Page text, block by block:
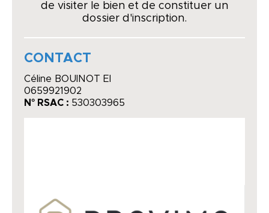
de visiter le bien et de constituer un
dossier d'inscription.
CONTACT
Céline BOUINOT EI
0659921902
N° RSAC : 530303965